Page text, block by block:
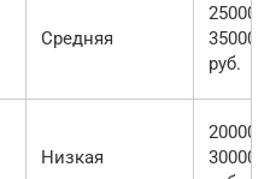
Средняя
25000-
35000
руб.
Низкая
20000-
30000